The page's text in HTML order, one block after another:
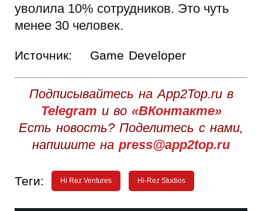
уволила 10% сотрудников. Это чуть
менее 30 человек.
Источник: Game Developer
Подписывайтесь на App2Top.ru в
Telegram и во «ВКонтакте»
Есть новость? Поделитесь с нами,
напишите на press@app2top.ru
Теги: Hi Rez Ventures Hi-Rez Studios